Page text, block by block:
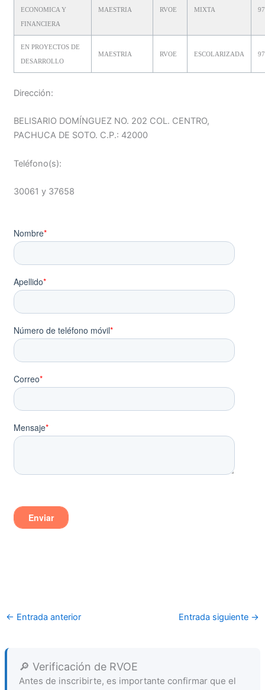
ECONOMICA Y
FINANCIERA
MAESTRIA RVOE MIXTA
EN PROYECTOS DE
DESARROLLO
MAESTRIA RVOE ESCOLARIZADA
Dirección:
BELISARIO DOMÍNGUEZ NO. 202 COL. CENTRO,
PACHUCA DE SOTO. C.P.: 42000
Teléfono(s):
30061 y 37658
← Entrada anterior Entrada siguiente →
🔎 Verificación de RVOE
Antes de inscribirte, es importante confirmar que el